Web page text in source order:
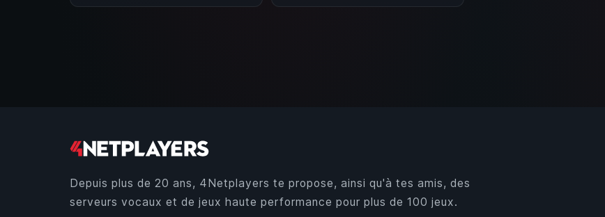
Depuis plus de 20 ans, 4Netplayers te propose, ainsi qu'à tes amis, des
serveurs vocaux et de jeux haute performance pour plus de 100 jeux.